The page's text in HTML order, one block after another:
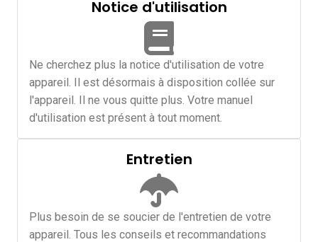
Notice d'utilisation
Ne cherchez plus la notice d'utilisation de votre
appareil. Il est désormais à disposition collée sur
l'appareil. Il ne vous quitte plus. Votre manuel
d'utilisation est présent à tout moment.
Entretien
Plus besoin de se soucier de l'entretien de votre
appareil. Tous les conseils et recommandations